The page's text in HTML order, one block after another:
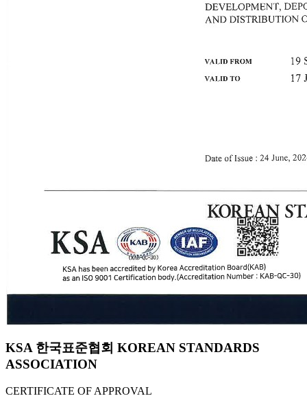
KSA 한국표준협회 KOREAN STANDARDS
ASSOCIATION
CERTIFICATE OF APPROVAL